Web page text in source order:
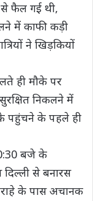
फैल गई थी,
में काफी कड़ी
ने खिड़कियों
ही मौके पर
निकलने में
के पहुंचने के पहले ही
बजे के
से बनारस
के पास अचानक